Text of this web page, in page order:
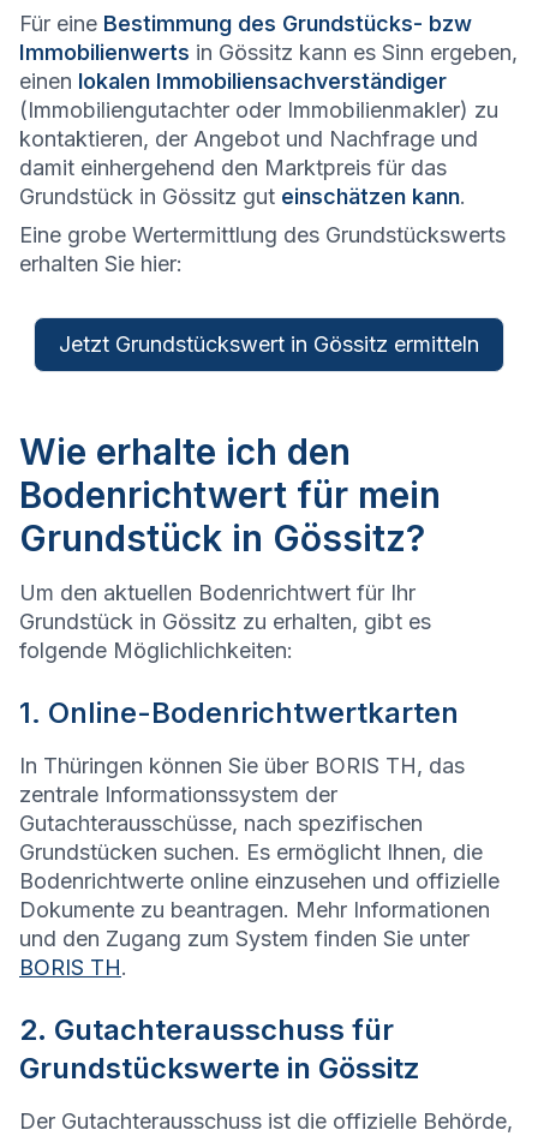
Für eine Bestimmung des Grundstücks- bzw
Immobilienwerts in Gössitz kann es Sinn ergeben,
einen lokalen Immobiliensachverständiger
(Immobiliengutachter oder Immobilienmakler) zu
kontaktieren, der Angebot und Nachfrage und
damit einhergehend den Marktpreis für das
Grundstück in Gössitz gut einschätzen kann.
Eine grobe Wertermittlung des Grundstückswerts
erhalten Sie hier:
Jetzt Grundstückswert in Gössitz ermitteln
Wie erhalte ich den
Bodenrichtwert für mein
Grundstück in Gössitz?
Um den aktuellen Bodenrichtwert für Ihr
Grundstück in Gössitz zu erhalten, gibt es
folgende Möglichlichkeiten:
1. Online-Bodenrichtwertkarten
In Thüringen können Sie über BORIS TH, das
zentrale Informationssystem der
Gutachterausschüsse, nach spezifischen
Grundstücken suchen. Es ermöglicht Ihnen, die
Bodenrichtwerte online einzusehen und offizielle
Dokumente zu beantragen. Mehr Informationen
und den Zugang zum System finden Sie unter
BORIS TH.
2. Gutachterausschuss für
Grundstückswerte in Gössitz
Der Gutachterausschuss ist die offizielle Behörde,